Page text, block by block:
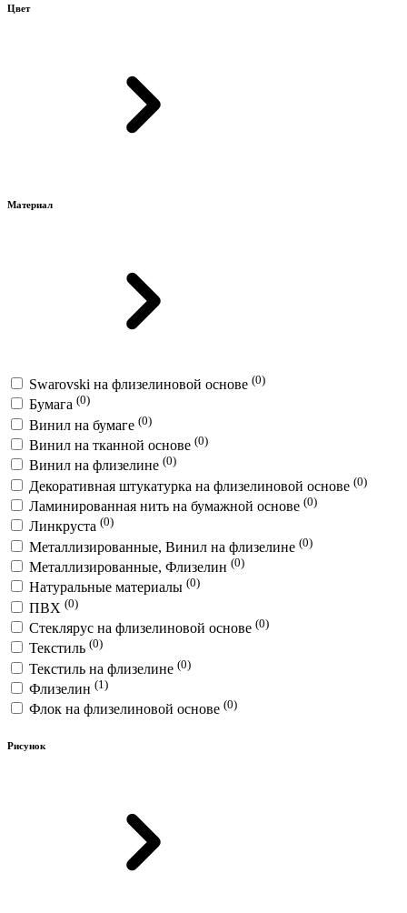
Цвет
Материал
Swarovski на флизелиновой основе (0)
Бумага (0)
Винил на бумаге (0)
Винил на тканной основе (0)
Винил на флизелине (0)
Декоративная штукатурка на флизелиновой основе (0)
Ламинированная нить на бумажной основе (0)
Линкруста (0)
Металлизированные, Винил на флизелине (0)
Металлизированные, Флизелин (0)
Натуральные материалы (0)
ПВХ (0)
Стеклярус на флизелиновой основе (0)
Текстиль (0)
Текстиль на флизелине (0)
Флизелин (1)
Флок на флизелиновой основе (0)
Рисунок